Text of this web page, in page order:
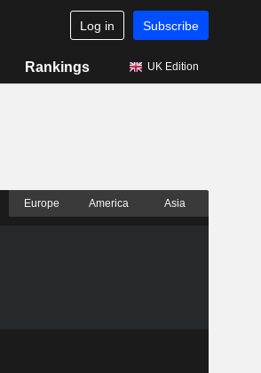
Log in Subscribe
Rankings UK Edition
Europe America Asia